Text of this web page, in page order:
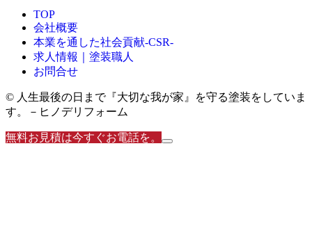
TOP
会社概要
本業を通した社会貢献-CSR-
求人情報｜塗装職人
お問合せ
© 人生最後の日まで『大切な我が家』を守る塗装をしていま
す。－ヒノデリフォーム
無料お見積は今すぐお電話を。